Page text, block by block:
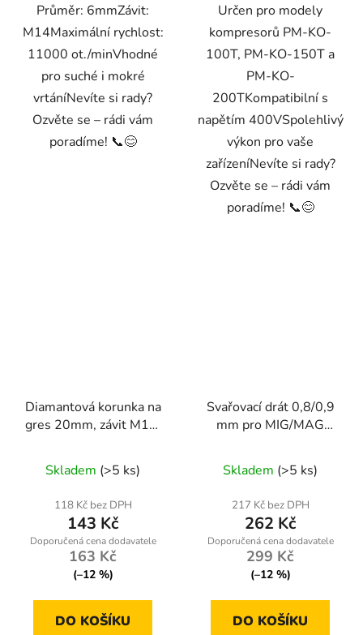
Průměr: 6mmZávit:
M14Maximální rychlost:
11000 ot./minVhodné
pro suché i mokré
vrtáníNevíte si rady?
Ozvěte se – rádi vám
poradíme! 📞😊
Určen pro modely
kompresorů PM-KO-
100T, PM-KO-150T a
PM-KO-
200TKompatibilní s
napětím 400VSpolehlivý
výkon pro vaše
zařízeníNevíte si rady?
Ozvěte se – rádi vám
poradíme! 📞😊
Diamantová korunka na
gres 20mm, závit M14,
Skladem (>5 ks)
118 Kč bez DPH
143 Kč
163 Kč
(–12 %)
DO KOŠÍKU
Svařovací drát 0,8/0,9
mm pro MIG/MAG
Skladem (>5 ks)
217 Kč bez DPH
262 Kč
299 Kč
(–12 %)
DO KOŠÍKU